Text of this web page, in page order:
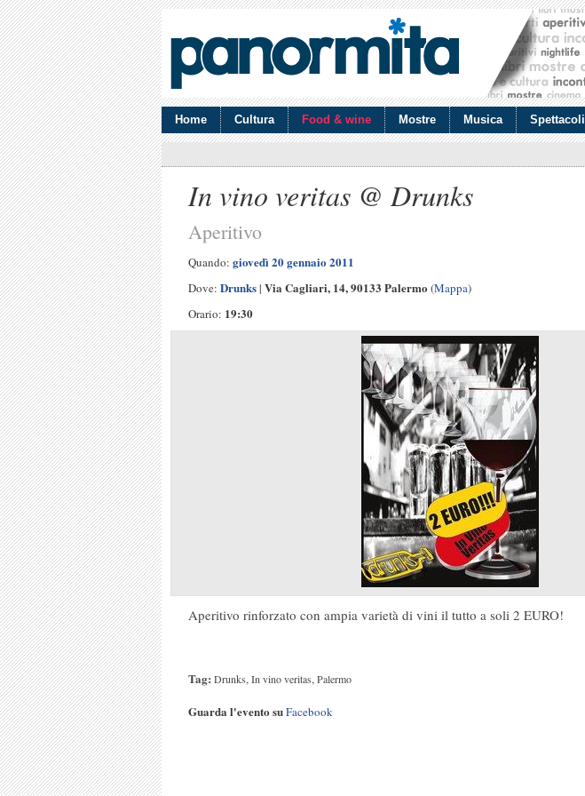
Home Cultura Food & wine Mostre Musica Spettacoli
In vino veritas @ Drunks
Aperitivo
Quando: giovedì 20 gennaio 2011
Dove: Drunks| Via Cagliari, 14, 90133 Palermo (Mappa)
Orario: 19:30
Aperitivo rinforzato con ampia varietà di vini il tutto a soli 2 EURO!
Tag: Drunks,In vino veritas,Palermo
Guarda l'evento suFacebook